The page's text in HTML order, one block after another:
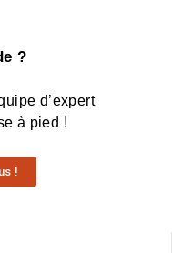
?
d’expert
à pied !
!